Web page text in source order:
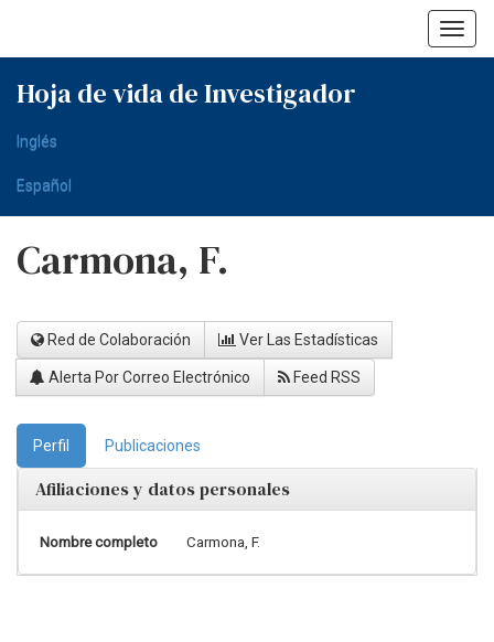
Hoja de vida de Investigador
Inglés
Español
Carmona, F.
Red de Colaboración Ver Las Estadísticas
Alerta Por Correo Electrónico Feed RSS
Perfil Publicaciones
Afiliaciones y datos personales
Nombre completo Carmona, F.